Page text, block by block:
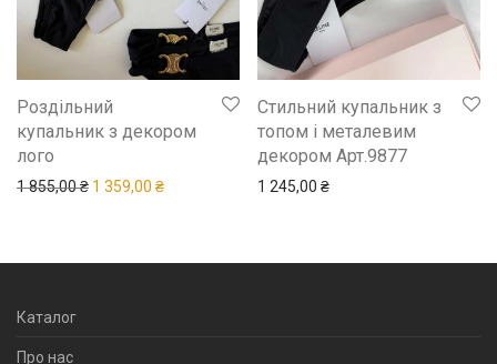
Роздільний
купальник з декором
лого
1 855,00₴ Оригінальна ціна: 1 855,00 ₴.
1 359,00 ₴Поточна ціна: 1 359,00 ₴.
Стильний купальник з
топом і металевим
декором Арт.9877
1 245,00 ₴
Каталог
Про нас